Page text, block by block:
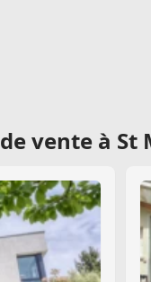
vente à St